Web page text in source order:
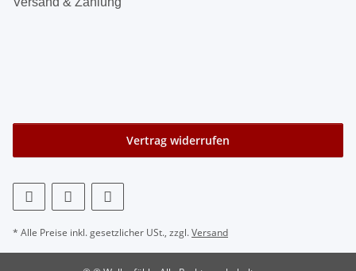
Vertrag widerrufen
* Alle Preise inkl. gesetzlicher USt., zzgl.Versand